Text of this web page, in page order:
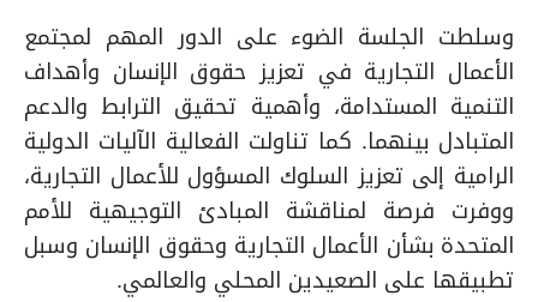
وسلطت الجلسة الضوء على الدور المهم لمجتمع
الأعمال التجارية في تعزيز حقوق الإنسان وأهداف
التنمية المستدامة، وأهمية تحقيق الترابط والدعم
المتبادل بينهما. كما تناولت الفعالية الآليات الدولية
الرامية إلى تعزيز السلوك المسؤول للأعمال التجارية،
ووفرت فرصة لمناقشة المبادئ التوجيهية للأمم
المتحدة بشأن الأعمال التجارية وحقوق الإنسان وسبل
تطبيقها على الصعيدين المحلي والعالمي.